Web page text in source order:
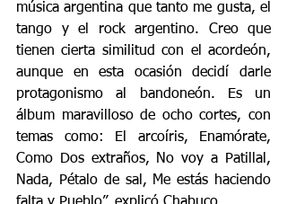
música argentina que tanto me gusta, el
tango y el rock argentino. Creo que
tienen cierta similitud con el acordeón,
aunque en esta ocasión decidí darle
protagonismo al bandoneón. Es un
álbum maravilloso de ocho cortes, con
temas como: El arcoíris, Enamórate,
Como Dos extraños, No voy a Patillal,
Nada, Pétalo de sal, Me estás haciendo